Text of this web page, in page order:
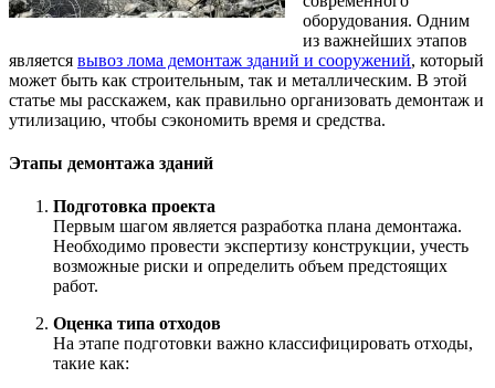
оборудования. Одним
из важнейших этапов
является вывоз лома демонтаж зданий и сооружений, который
может быть как строительным, так и металлическим. В этой
статье мы расскажем, как правильно организовать демонтаж и
утилизацию, чтобы сэкономить время и средства.
Этапы демонтажа зданий
Подготовка проекта
Первым шагом является разработка плана демонтажа.
Необходимо провести экспертизу конструкции, учесть
возможные риски и определить объем предстоящих
работ.
Оценка типа отходов
На этапе подготовки важно классифицировать отходы,
такие как: